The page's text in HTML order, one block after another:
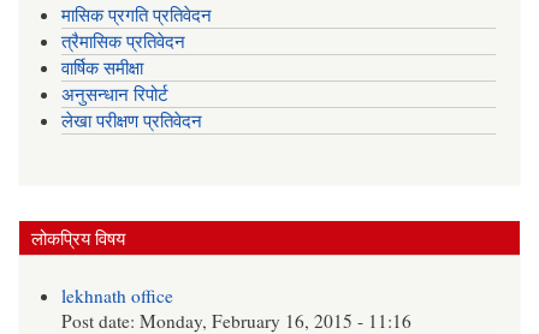
मासिक प्रगति प्रतिवेदन
त्रैमासिक प्रतिवेदन
वार्षिक समीक्षा
अनुसन्धान रिपोर्ट
लेखा परीक्षण प्रतिवेदन
लोकप्रिय विषय
lekhnath office
Post date:Monday, February 16, 2015 - 11:16